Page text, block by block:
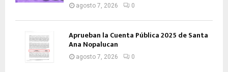
agosto 7, 2026 0
Aprueban la Cuenta Pública 2025 de Santa
Ana Nopalucan
agosto 7, 2026 0